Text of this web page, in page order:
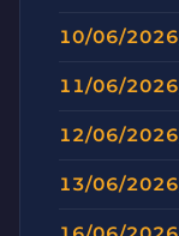
10/06/2026
11/06/2026
12/06/2026
13/06/2026